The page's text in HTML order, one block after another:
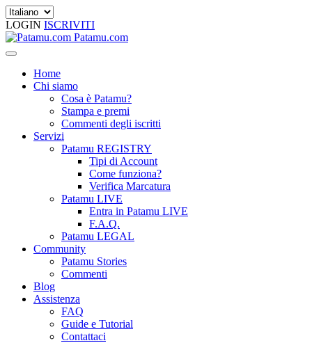
LOGIN ISCRIVITI
Patamu.com
Home
Chi siamo
Cosa è Patamu?
Stampa e premi
Commenti degli iscritti
Servizi
Patamu REGISTRY
Tipi di Account
Come funziona?
Verifica Marcatura
Patamu LIVE
Entra in Patamu LIVE
F.A.Q.
Patamu LEGAL
Community
Patamu Stories
Commenti
Blog
Assistenza
FAQ
Guide e Tutorial
Contattaci